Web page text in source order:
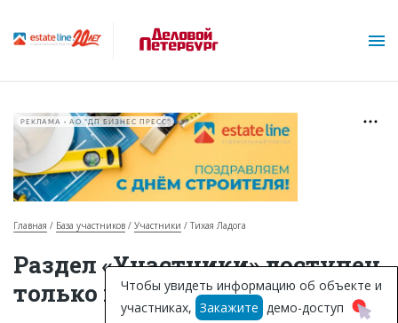
Горячие объекты
База строящихся объектов
РЕКЛАМА • АО "ДП БИЗНЕС ПРЕСС"
Главная База участников Участники Тихая Ладога
Раздел «Участники» доступен
только подписчикам
Чтобы увидеть информацию об объекте и
участниках, Закажите демо-доступ